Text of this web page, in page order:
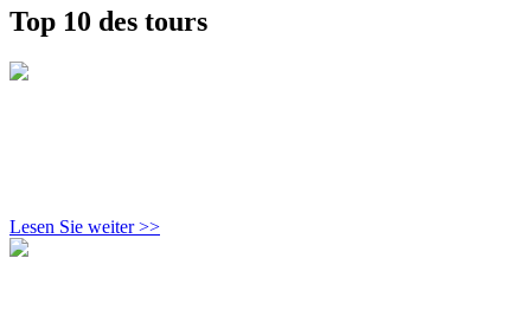
Top 10 des tours
Lesen Sie weiter >>